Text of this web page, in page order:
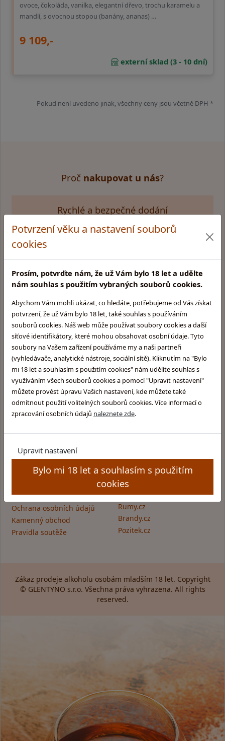
Potvrzení věku a nastavení souborů
cookies
Prosím, potvrďte nám, že už Vám bylo 18 let a udělte
nám souhlas s použitím vybraných souborů cookies.
Abychom Vám mohli ukázat, co hledáte, potřebujeme od Vás získat
potvrzení, že už Vám bylo 18 let, také souhlas s používáním
souborů cookies. Náš web může používat soubory cookies a další
síťové identifikátory, které mohou obsahovat osobní údaje. Tyto
soubory na Vašem zařízení používáme my a naši partneři
(vyhledávače, analytické nástroje, sociální sítě). Kliknutím na "Bylo
mi 18 let a souhlasím s použitím cookies" nám udělíte souhlas s
využíváním všech souborů cookies a pomocí "Upravit nastavení"
můžete provést úpravu Vašich nastavení, kde můžete také
odmítnout použití volitelných souborů cookies. Více informací o
zpracování osobních údajů naleznete zde.
Upravit nastavení
Bylo mi 18 let a souhlasím s použitím
cookies
ovoce, čokoláda, vanilka, elegantní dřevo, trochu karamelu a
mandlí, s ovocnou stopou (banány, ananas) …
9 109,-
externí sklad (3 - 10 dní)
Pokud není uvedeno jinak, všechny ceny jsou včetně DPH *
Proč nakupovat u nás?
Rychlé a bezpečné dodání
Velký výběr skladem
Informace pro Vás:
Obchodní podmínky
Ochrana osobních údajů
Kamenný obchod
Pravidla soutěže
Skupina obchodů
Glentyno:
Skotska-whisky.cz
Rumy.cz
Brandy.cz
Pozitek.cz
Kamenná prodejna v Praze
Glentyno Whisky Shop
Na Malovance 6, Praha 6
Zobrazit mapu
Otevírací doba:
Pondělí: 10:00 - 15:00
Úterý: 10:00 - 15:00
Středa: Zavřeno
Čtvrtek: 11:00 - 16:00
Zákaz prodeje alkoholu osobám mladším 18 let. Copyright
© GLENTYNO s.r.o. Všechna práva vyhrazena. All rights
reserved.